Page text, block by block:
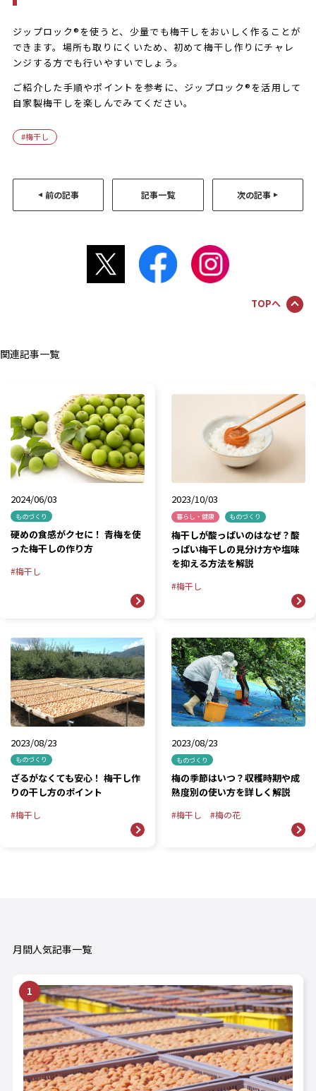
ジップロック®を使うと、少量でも梅干しをおいしく作ることが
できます。場所も取りにくいため、初めて梅干し作りにチャレ
ンジする方でも行いやすいでしょう。
ご紹介した手順やポイントを参考に、ジップロック®を活用して
自家製梅干しを楽しんでみてください。
梅干し
前の記事 記事一覧 次の記事
TOPへ
関連記事一覧
2024/06/03
ものづくり
硬めの食感がクセに！ 青梅を使
った梅干しの作り方
梅干し
2023/10/03
暮らし・健康 ものづくり
梅干しが酸っぱいのはなぜ？酸
っぱい梅干しの見分け方や塩味
を抑える方法を解説
梅干し
2023/08/23
ものづくり
ざるがなくても安心！ 梅干し作
りの干し方のポイント
梅干し
2023/08/23
ものづくり
梅の季節はいつ？収穫時期や成
熟度別の使い方を詳しく解説
梅干し 梅の花
月間人気記事一覧